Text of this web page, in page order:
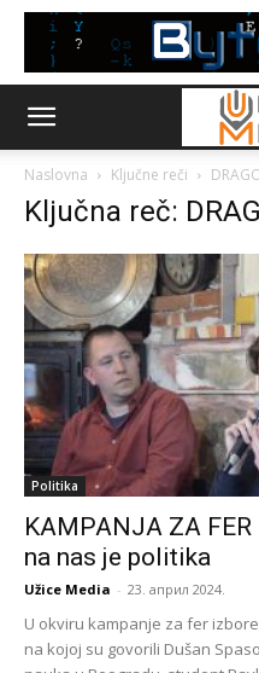
Naslovna Ključne reči
Ključna reč:
Politika
KAMPANJA ZA
na nas je politika
Užice Media - 23. април 2024.
U okviru kampanje za fer izbore
na kojoj su govorili Dušan